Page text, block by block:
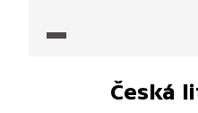
autobiografické a které
Česká